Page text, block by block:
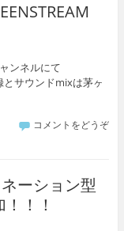
ンネルにて
サウンドmixは茅ヶ
コメントをどうぞ
ーション型
！！